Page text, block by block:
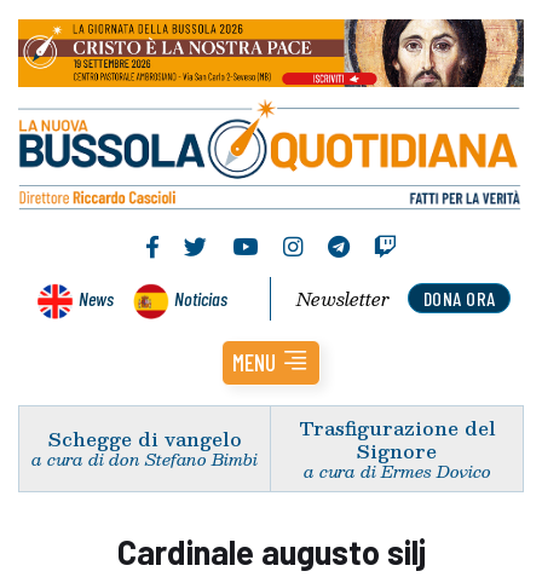
News Noticias DONA ORA
Newsletter
MENU
Schegge di vangelo
a cura di don Stefano Bimbi
Trasfigurazione del
Signore
a cura di Ermes Dovico
Cardinale augusto silj